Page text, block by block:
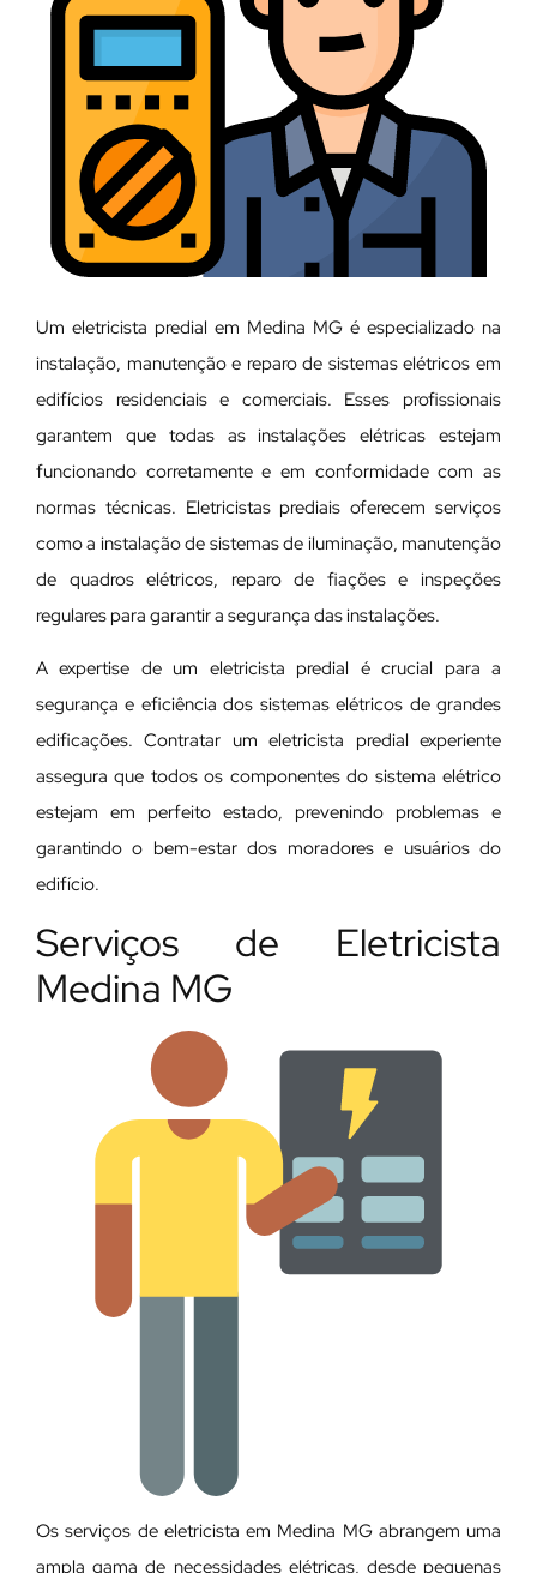
Um eletricista predial em Medina MG é especializado na
instalação, manutenção e reparo de sistemas elétricos em
edifícios residenciais e comerciais. Esses profissionais
garantem que todas as instalações elétricas estejam
funcionando corretamente e em conformidade com as
normas técnicas. Eletricistas prediais oferecem serviços
como a instalação de sistemas de iluminação, manutenção
de quadros elétricos, reparo de fiações e inspeções
regulares para garantir a segurança das instalações.
A expertise de um eletricista predial é crucial para a
segurança e eficiência dos sistemas elétricos de grandes
edificações. Contratar um eletricista predial experiente
assegura que todos os componentes do sistema elétrico
estejam em perfeito estado, prevenindo problemas e
garantindo o bem-estar dos moradores e usuários do
edifício.
Serviços de Eletricista
Medina MG
Os serviços de eletricista em Medina MG abrangem uma
ampla gama de necessidades elétricas, desde pequenas